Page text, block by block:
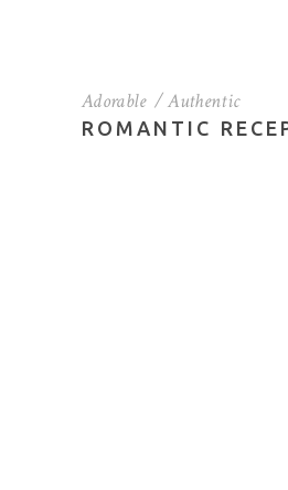
Adorable Authentic
ROMANTIC